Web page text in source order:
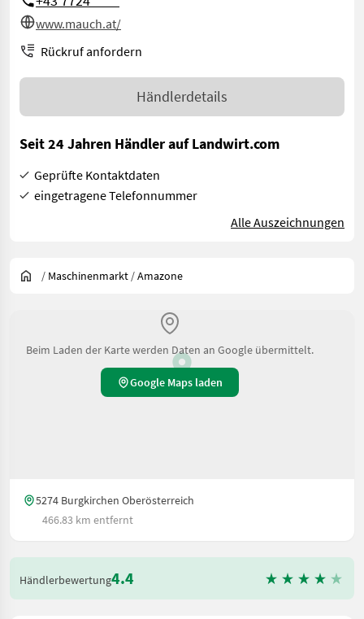
www.mauch.at/
Rückruf anfordern
Händlerdetails
Seit 24 Jahren Händler auf Landwirt.com
Geprüfte Kontaktdaten
eingetragene Telefonnummer
Alle Auszeichnungen
/ Maschinenmarkt /Amazone
Beim Laden der Karte werden Daten an Google übermittelt.
Google Maps laden
5274 Burgkirchen Oberösterreich
466.83 km entfernt
Händlerbewertung4.4